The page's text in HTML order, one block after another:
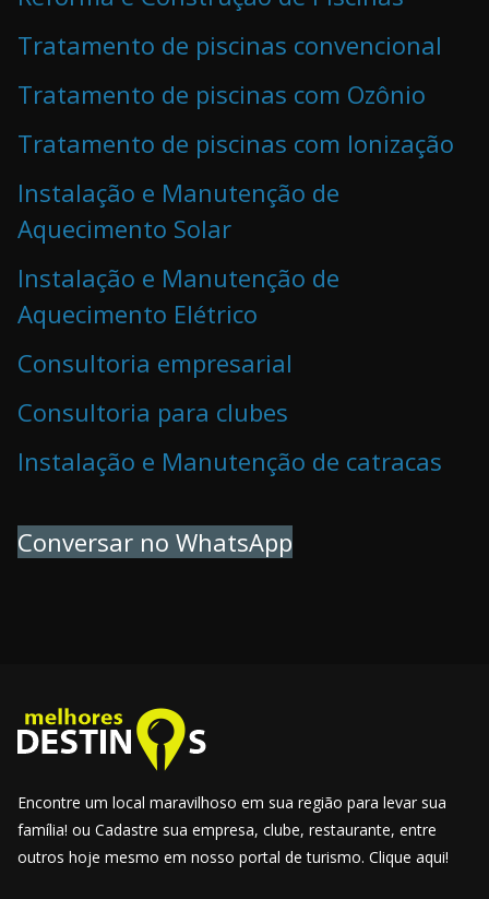
Tratamento de piscinas convencional
Tratamento de piscinas com Ozônio
Tratamento de piscinas com Ionização
Instalação e Manutenção de
Aquecimento Solar
Instalação e Manutenção de
Aquecimento Elétrico
Consultoria empresarial
Consultoria para clubes
Instalação e Manutenção de catracas
Conversar no WhatsApp
Encontre um local maravilhoso em sua região para levar sua
família! ou Cadastre sua empresa, clube, restaurante, entre
outros hoje mesmo em nosso portal de turismo. Clique aqui!